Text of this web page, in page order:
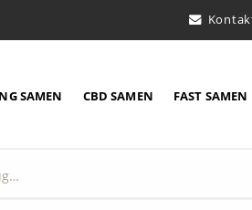
SAMEN CBD SAMEN FAST SAMEN
Botrytis in der Marihuana-Kultur: Grauschimmelfäule vorbeugen, erkennen und bekämpfen